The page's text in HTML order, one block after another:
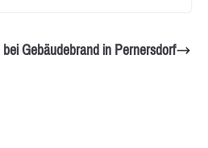
Gebäudebrand in Pernersdorf